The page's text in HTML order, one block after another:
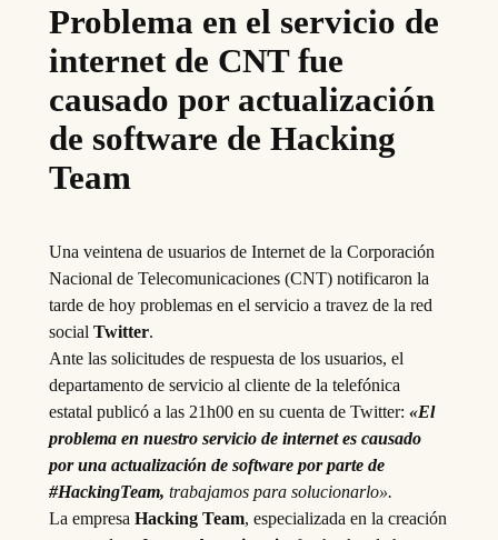
Problema en el servicio de
internet de CNT fue
causado por actualización
de software de Hacking
Team
Una veintena de usuarios de Internet de la Corporación
Nacional de Telecomunicaciones (CNT) notificaron la
tarde de hoy problemas en el servicio a travez de la red
social Twitter.
Ante las solicitudes de respuesta de los usuarios, el
departamento de servicio al cliente de la telefónica
estatal publicó a las 21h00 en su cuenta de Twitter: «El
problema en nuestro servicio de internet es causado
por una actualización de software por parte de
#HackingTeam, trabajamos para solucionarlo».
La empresa Hacking Team, especializada en la creación